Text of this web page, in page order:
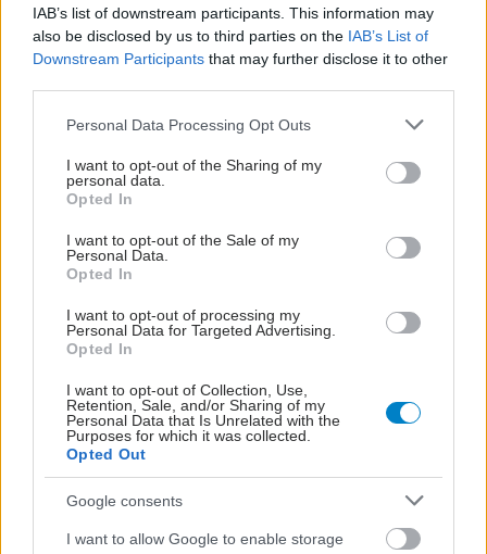
IAB’s list of downstream participants. This information may
also be disclosed by us to third parties on the IAB’s List of
Downstream Participants that may further disclose it to other
Please note that this website/app uses one or more Google
not limited to your visit or usage behaviour. You may click to
grant or deny consent to Google and its third-party tags to
use your data for below specified purposes in below Google
consent section.
Personal Data Processing Opt Outs
I want to opt-out of the Sharing of my
personal data.
Opted In
I want to opt-out of the Sale of my
Personal Data.
Opted In
I want to opt-out of processing my
Personal Data for Targeted Advertising.
Opted In
I want to opt-out of Collection, Use,
Retention, Sale, and/or Sharing of my
Personal Data that Is Unrelated with the
Purposes for which it was collected.
Opted Out
Google consents
I want to allow Google to enable storage
Τετάρτη, 04 Δεκεμβρίου 2024, 18:32
Αντιμικροβιακή αντοχή: Ανησυχητικά τα
στοιχεία για την Ελλάδα
Χρειάζεται αποτελεσματική δράση και συνεχής επιτήρηση για
την αντιμετώπισή της.